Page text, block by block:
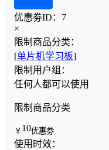
优惠劵ID： 7
×
限制商品分类：
[单片机学习板]
限制用户组：
任何人都可以使用
限制商品分类
￥ 10优惠劵
使用时效：